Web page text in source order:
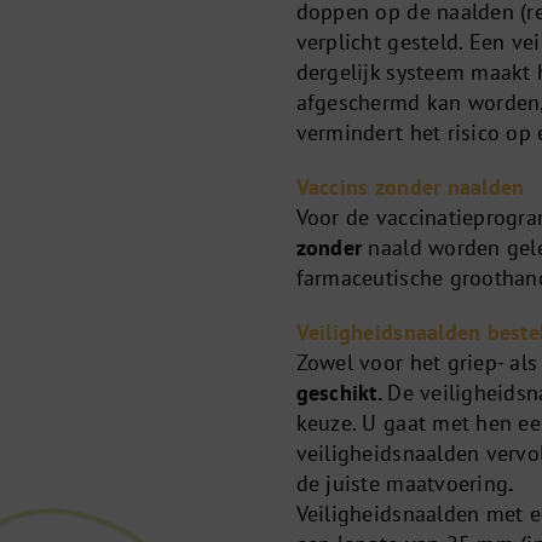
doppen op de naalden
verplicht gesteld. Een
dergelijk systeem
afgeschermd kan
vermindert het risico op
Vaccins zonder naalden
Voor de
zonder naald worden
farmaceutische
Veiligheidsnaalden
Zowel voor het griep-
geschikt. De
keuze. U gaat met hen
veiligheidsnaalden
de juiste maatvoering.
Veiligheidsnaalden met